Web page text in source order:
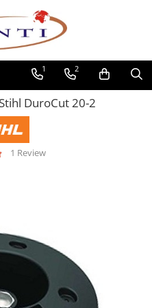
1 2
DuroCut 20-2
1 Review